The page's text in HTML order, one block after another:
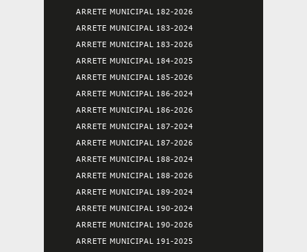
ARRETE MUNICIPAL 182-2026
ARRETE MUNICIPAL 183-2024
ARRETE MUNICIPAL 183-2026
ARRETE MUNICIPAL 184-2025
ARRETE MUNICIPAL 185-2026
ARRETE MUNICIPAL 186-2024
ARRETE MUNICIPAL 186-2026
ARRETE MUNICIPAL 187-2024
ARRETE MUNICIPAL 187-2026
ARRETE MUNICIPAL 188-2024
ARRETE MUNICIPAL 188-2026
ARRETE MUNICIPAL 189-2024
ARRETE MUNICIPAL 190-2024
ARRETE MUNICIPAL 190-2026
ARRETE MUNICIPAL 191-2025